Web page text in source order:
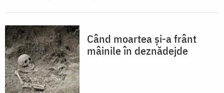
Când moartea și-a frânt
mâinile în deznădejde